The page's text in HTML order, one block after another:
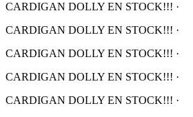
CARDIGAN DOLLY EN STOCK!!! ·
CARDIGAN DOLLY EN STOCK!!! ·
CARDIGAN DOLLY EN STOCK!!! ·
CARDIGAN DOLLY EN STOCK!!! ·
CARDIGAN DOLLY EN STOCK!!! ·